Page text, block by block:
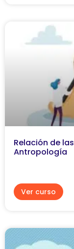
Relación de
Antropología
Ver curso